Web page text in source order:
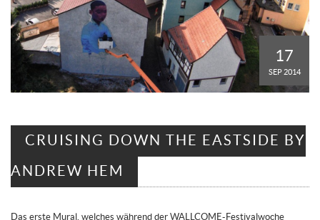
17
SEP 2014
CRUISING DOWN THE EASTSIDE BY
ANDREW HEM
Das erste Mural, welches während der WALLCOME-Festivalwoche